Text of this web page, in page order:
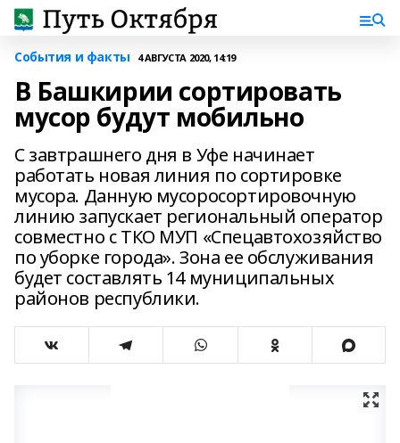
События и факты 4 АВГУСТА 2020, 14:19
В Башкирии сортировать
мусор будут мобильно
С завтрашнего дня в Уфе начинает
работать новая линия по сортировке
мусора. Данную мусоросортировочную
линию запускает региональный оператор
совместно с ТКО МУП «Спецавтохозяйство
по уборке города». Зона ее обслуживания
будет составлять 14 муниципальных
районов республики.